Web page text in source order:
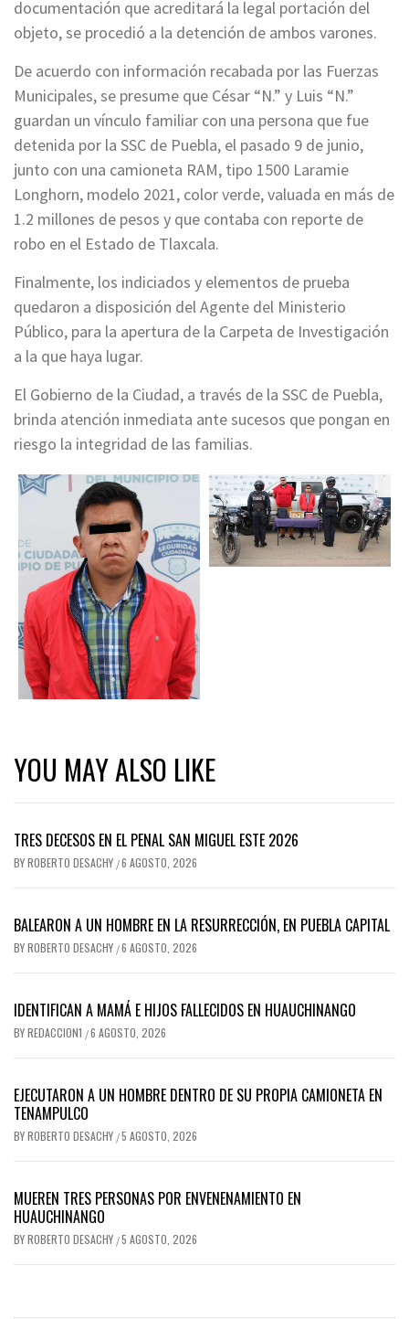
documentación que acreditará la legal portación del
objeto, se procedió a la detención de ambos varones.
De acuerdo con información recabada por las Fuerzas
Municipales, se presume que César “N.” y Luis “N.”
guardan un vínculo familiar con una persona que fue
detenida por la SSC de Puebla, el pasado 9 de junio,
junto con una camioneta RAM, tipo 1500 Laramie
Longhorn, modelo 2021, color verde, valuada en más de
1.2 millones de pesos y que contaba con reporte de
robo en el Estado de Tlaxcala.
Finalmente, los indiciados y elementos de prueba
quedaron a disposición del Agente del Ministerio
Público, para la apertura de la Carpeta de Investigación
a la que haya lugar.
El Gobierno de la Ciudad, a través de la SSC de Puebla,
brinda atención inmediata ante sucesos que pongan en
riesgo la integridad de las familias.
YOU MAY ALSO LIKE
TRES DECESOS EN EL PENAL SAN MIGUEL ESTE 2026
BYROBERTO DESACHY /6 AGOSTO, 2026
BALEARON A UN HOMBRE EN LA RESURRECCIÓN, EN PUEBLA CAPITAL
BYROBERTO DESACHY /6 AGOSTO, 2026
IDENTIFICAN A MAMÁ E HIJOS FALLECIDOS EN HUAUCHINANGO
BYREDACCION1 /6 AGOSTO, 2026
EJECUTARON A UN HOMBRE DENTRO DE SU PROPIA CAMIONETA EN
TENAMPULCO
BYROBERTO DESACHY /5 AGOSTO, 2026
MUEREN TRES PERSONAS POR ENVENENAMIENTO EN
HUAUCHINANGO
BYROBERTO DESACHY /5 AGOSTO, 2026